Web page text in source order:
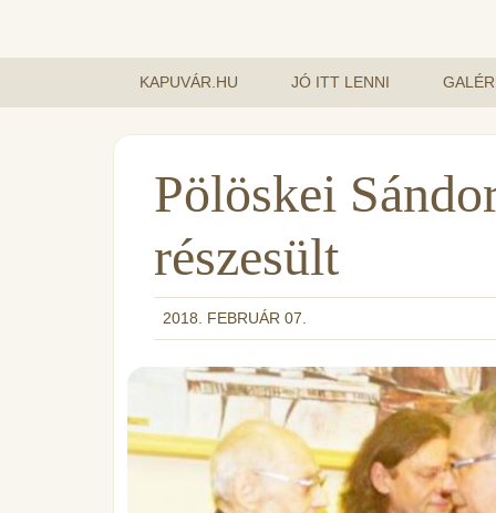
KAPUVÁR.HU JÓ ITT LENNI
Pölöskei
részesült
2018. FEBRUÁR 07.